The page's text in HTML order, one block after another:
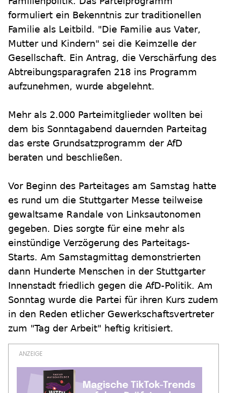
formuliert ein Bekenntnis zur traditionellen
Familie als Leitbild. "Die Familie aus Vater,
Mutter und Kindern" sei die Keimzelle der
Gesellschaft. Ein Antrag, die Verschärfung des
Abtreibungsparagrafen 218 ins Programm
aufzunehmen, wurde abgelehnt.
Mehr als 2.000 Parteimitglieder wollten bei
dem bis Sonntagabend dauernden Parteitag
das erste Grundsatzprogramm der AfD
beraten und beschließen.
Vor Beginn des Parteitages am Samstag hatte
es rund um die Stuttgarter Messe teilweise
gewaltsame Randale von Linksautonomen
gegeben. Dies sorgte für eine mehr als
einstündige Verzögerung des Parteitags-
Starts. Am Samstagmittag demonstrierten
dann Hunderte Menschen in der Stuttgarter
Innenstadt friedlich gegen die AfD-Politik. Am
Sonntag wurde die Partei für ihren Kurs zudem
in den Reden etlicher Gewerkschaftsvertreter
zum "Tag der Arbeit" heftig kritisiert.